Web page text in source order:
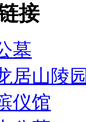
接
墓
居山陵园
仪馆